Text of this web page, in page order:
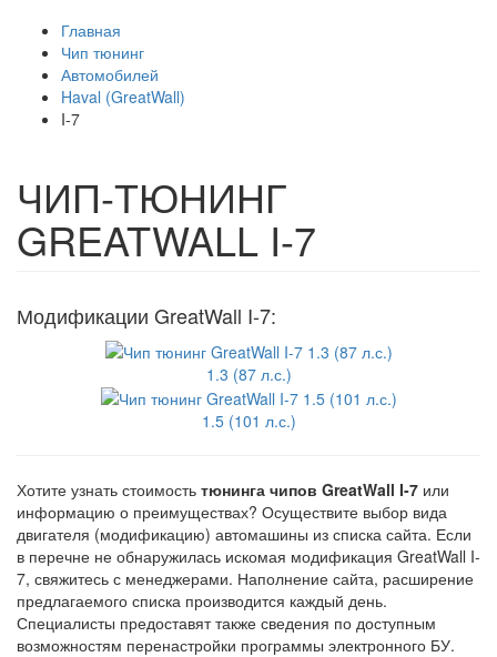
Главная
Чип тюнинг
Автомобилей
Haval (GreatWall)
I-7
ЧИП-ТЮНИНГ
GREATWALL I-7
Модификации GreatWall I-7:
1.3 (87 л.с.)
1.5 (101 л.с.)
Хотите узнать стоимость тюнинга чипов GreatWall I-7 или
информацию о преимуществах? Осуществите выбор вида
двигателя (модификацию) автомашины из списка сайта. Если
в перечне не обнаружилась искомая модификация GreatWall I-
7, свяжитесь с менеджерами. Наполнение сайта, расширение
предлагаемого списка производится каждый день.
Специалисты предоставят также сведения по доступным
возможностям перенастройки программы электронного БУ.